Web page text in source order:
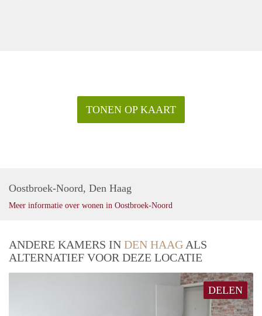
TONEN OP KAART
Oostbroek-Noord, Den Haag
Meer informatie over wonen in Oostbroek-Noord
ANDERE KAMERS IN DEN HAAG ALS
ALTERNATIEF VOOR DEZE LOCATIE
DELEN